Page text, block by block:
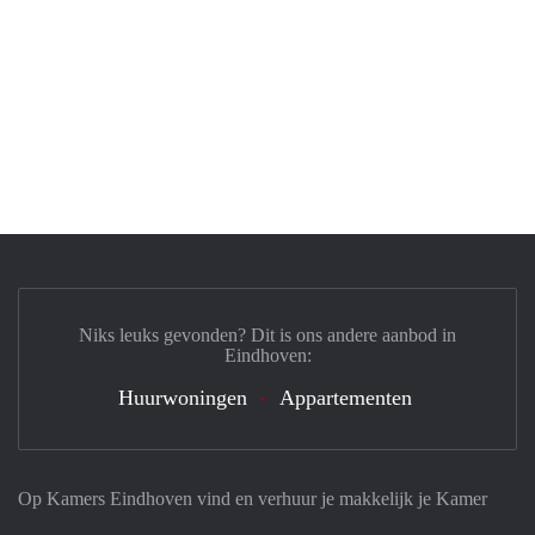
Op Kamers Eindhoven vind en verhuur je makkelijk je Kamer
Niks leuks gevonden? Dit is ons andere aanbod in
Eindhoven:
Huurwoningen Appartementen